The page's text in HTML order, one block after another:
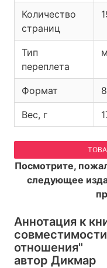
Количество
страниц
Тип
переплета
Формат
Вес, г
Посмотрите,
следующее
Аннотация к
отношения"
автор Дикмар